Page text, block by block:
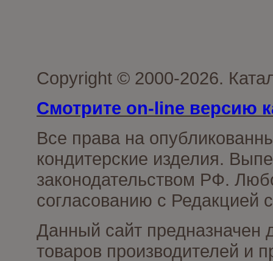
Copyright © 2000-2026.
Смотрите on-line версию
Все права на
кондитерские изделия.
законодательством РФ.
согласованию с Редакцией
Данный сайт предназначен
товаров производителей и